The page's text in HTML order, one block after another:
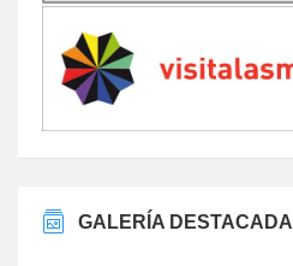
GALERÍA DESTACADA